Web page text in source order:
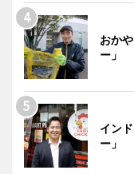
おか
ー」
イン
ー」